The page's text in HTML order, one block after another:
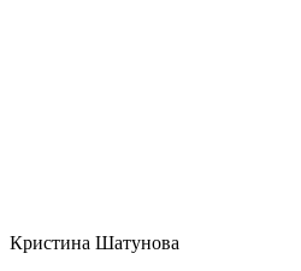
Кристина Шатунова